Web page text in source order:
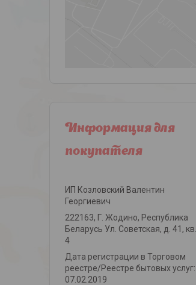
Информация для
покупателя
ИП Козловский Валентин
Георгиевич
222163, Г. Жодино, Республика
Беларусь Ул. Советская, д. 41, кв.
4
Дата регистрации в Торговом
реестре/Реестре бытовых услуг:
07.02.2019